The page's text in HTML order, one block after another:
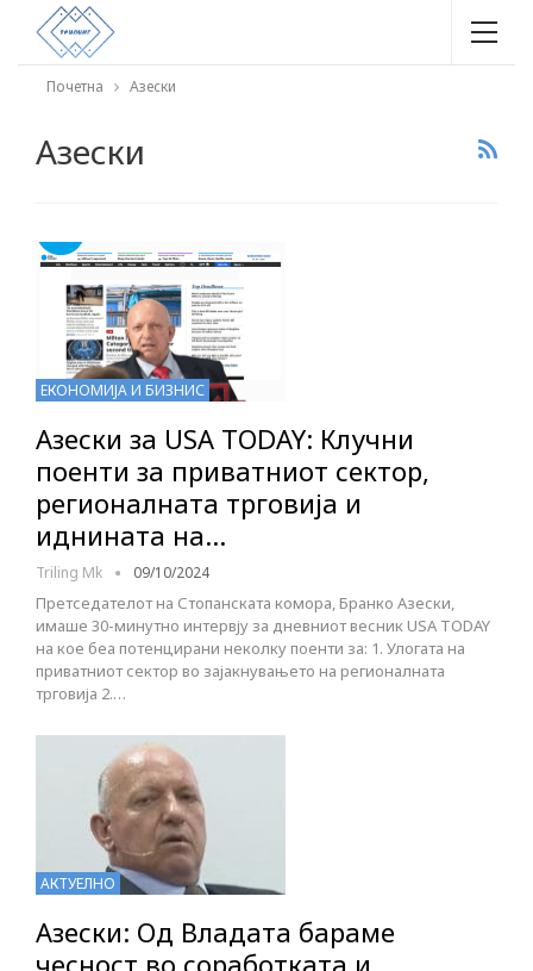
Почетна Азески
Азески
ЕКОНОМИЈА И БИЗНИС
Азески за USA TODAY: Клучни
поенти за приватниот сектор,
регионалната трговија и
иднината на…
Triling Mk 09/10/2024
Претседателот на Стопанската комора, Бранко Азески,
имаше 30-минутно интервју за дневниот весник USA TODAY
на кое беа потенцирани неколку поенти за: 1. Улогата на
приватниот сектор во зајакнувањето на регионалната
трговија 2.…
АКТУЕЛНО
Азески: Од Владата бараме